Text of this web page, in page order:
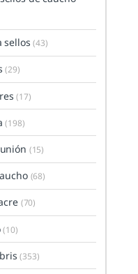
sellos(43)
(29)
(17)
(198)
(15)
(68)
(70)
(10)
(353)